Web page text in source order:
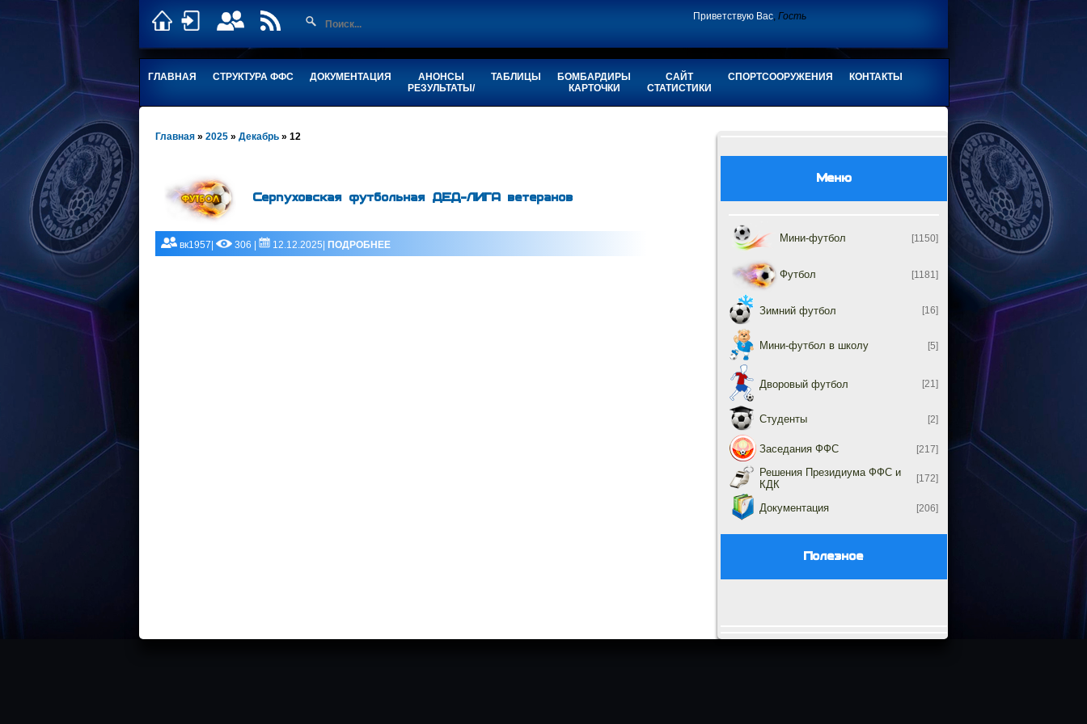
Приветствую Вас,Гость
ГЛАВНАЯ СТРУКТУРА ФФС ДОКУМЕНТАЦИЯ
АНОНСЫ
РЕЗУЛЬТАТЫ/
ТАБЛИЦЫ
БОМБАРДИРЫ
КАРТОЧКИ
САЙТ
СТАТИСТИКИ
СПОРТСООРУЖЕНИЯ КОНТАКТЫ
Главная » 2025 » Декабрь » 12
Серпуховская футбольная ДЕД-ЛИГА ветеранов
вк1957| 306 | 12.12.2025| ПОДРОБНЕЕ
Меню
Мини-футбол [1150]
Футбол [1181]
Зимний футбол [16]
Мини-футбол в школу [5]
Дворовый футбол [21]
Студенты [2]
Заседания ФФС [217]
Решения Президиума ФФС и
КДК
[172]
Документация [206]
Полезное